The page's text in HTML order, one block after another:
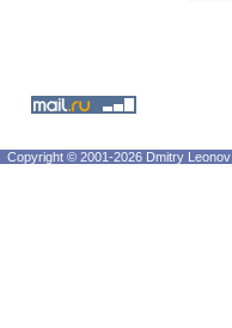
Copyright © 2001-2026 Dmitry Leonov